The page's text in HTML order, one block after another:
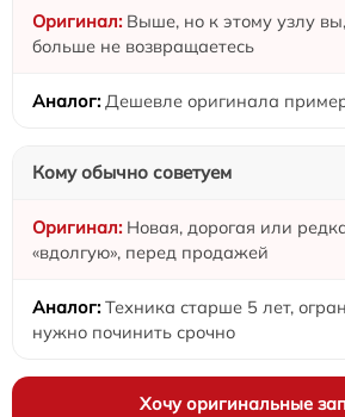
Выше, но к этому узлу
больше не возвращаетесь
Дешевле оригинала
Кому обычно советуем
Новая, дорогая или
«вдолгую», перед продажей
Техника старше 5 лет,
нужно починить срочно
Хочу оригинальные